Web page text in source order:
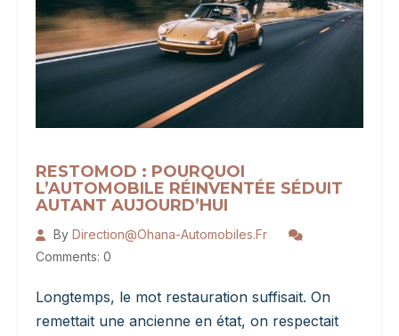
RESTOMOD : POURQUOI
L’AUTOMOBILE RÉINVENTÉE SÉDUIT
AUTANT AUJOURD’HUI
By Direction@ohana-Automobiles.fr
Comments: 0
Longtemps, le mot restauration suffisait. On
remettait une ancienne en état, on respectait